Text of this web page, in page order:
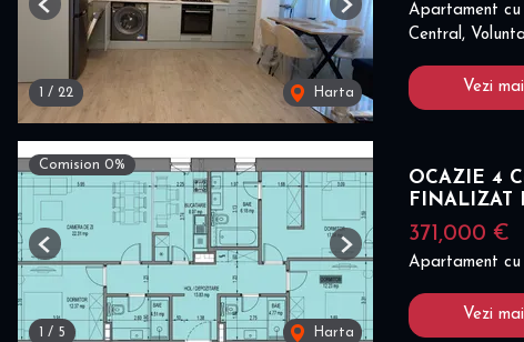
/ 22 Harta
Previous Next
Apartament cu
Central,
Vezi
Comision 0%
/ 5 Harta
Previous Next
OCAZIE 4
FINALIZAT
371,000 €
Apartament cu
Vezi